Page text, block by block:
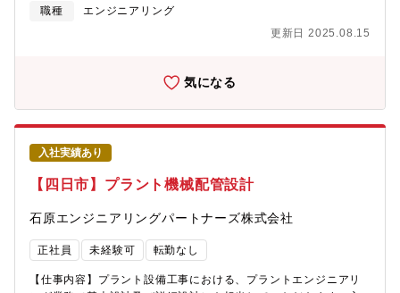
討及び配管設計・詳細図の作成〇見積・積算・工事物量の算出、
の仕事が多く、建設後もメンテナンスの受注が安定的にありま
の大手顧客からの建設、改修、メンテナンスの受注があり、経営
も安定しています。【プラントについて】顧客のニーズに応じた
プラントを設計し自社工場で製作、現地での据え付け・配管など
の機械工事を行っています。プラント設備の設計段階では、経験
豊富な専門技術集団が最新の技術を駆使して、効率的な設計を実
現。また機器製作では高品質かつ信頼性のある機器を製作し、お
客様の要望にお応えします。【充実の資格支援制度】資格受験料
の支給、受験のための講習会費用も負担します。また不定期です
が、部署での勉強会も開催しており、スキルアップが目指せま
す。【組織構成】設計部 設計グループには、16名（本部長、副本
部長、部長、副部長、グループリーダー、マネージャー、スタッ
フ6名）が在籍しています。【当社の特徴】当社は、機械、電気・
計装、土木・建築、設計の各部門を有する総合プラントエンジニ
職種
エンジニアリング
更新日 2025.08.15
気になる
入社実績あり
【四日市】プラント機械配管設計
石原エンジニアリングパートナーズ株式会社
正社員 未経験可 転勤なし
【仕事内容】プラント設備工事における、プラントエンジニアリ